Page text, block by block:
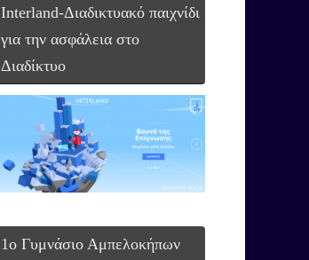
Interland-Διαδικτυακό παιχνίδι
για την ασφάλεια στο
Διαδίκτυο
1ο Γυμνάσιο Αμπελοκήπων